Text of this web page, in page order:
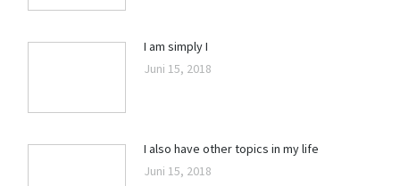
I am simply I
Juni 15, 2018
I also have other topics in my life
Juni 15, 2018